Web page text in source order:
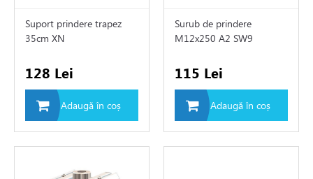
Suport prindere trapez
35cm XN
128 Lei
Adaugă în coș
Surub de prindere
M12x250 A2 SW9
115 Lei
Adaugă în coș